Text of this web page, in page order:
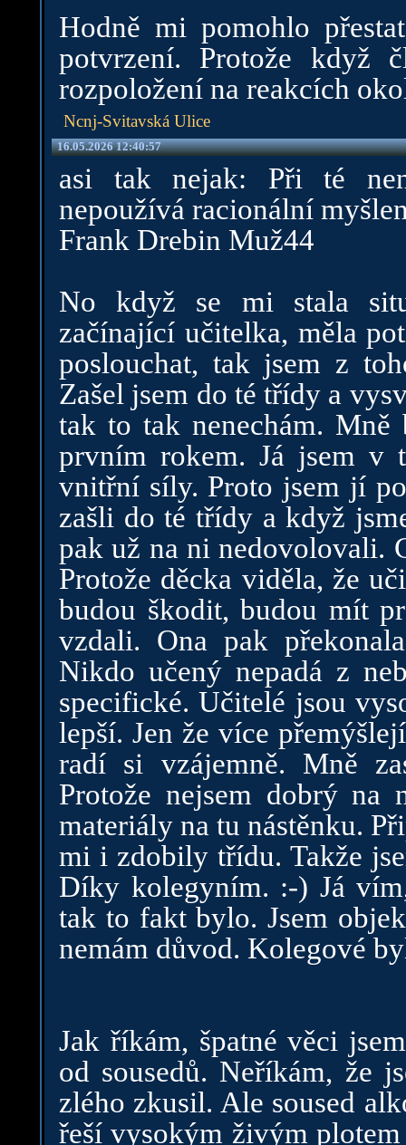
Hodně mi pomohlo
potvrzení. Protože když
rozpoložení na reakcích
Ncnj-Svitavská Ulice
16.05.2026 12:40:57
asi tak nejak: Při té
nepoužívá racionální
Frank Drebin Muž44
No když se mi stala
začínající učitelka, měla
poslouchat, tak jsem z
Zašel jsem do té třídy a
tak to tak nenechám.
prvním rokem. Já jsem v
vnitřní síly. Proto jsem jí
zašli do té třídy a když
pak už na ni nedovolovali.
Protože děcka viděla, že
budou škodit, budou mít
vzdali. Ona pak
Nikdo učený nepadá z
specifické. Učitelé jsou
lepší. Jen že více
radí si vzájemně. Mně
Protože nejsem dobrý na
materiály na tu nástěnku.
mi i zdobily třídu. Takže
Díky kolegyním. :-) Já
tak to fakt bylo. Jsem
nemám důvod. Kolegové
Jak říkám, špatné věci
od sousedů. Neříkám, že
zlého zkusil. Ale soused
řeší vysokým živým